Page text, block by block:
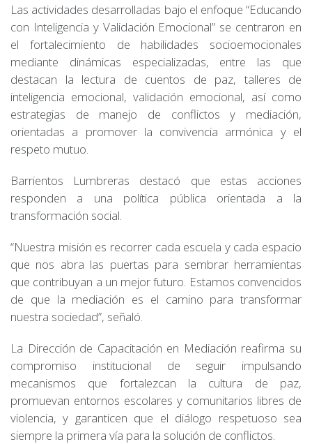
Las actividades desarrolladas bajo el enfoque “Educando
con Inteligencia y Validación Emocional” se centraron en
el fortalecimiento de habilidades socioemocionales
mediante dinámicas especializadas, entre las que
destacan la lectura de cuentos de paz, talleres de
inteligencia emocional, validación emocional, así como
estrategias de manejo de conflictos y mediación,
orientadas a promover la convivencia armónica y el
respeto mutuo.
Barrientos Lumbreras destacó que estas acciones
responden a una política pública orientada a la
transformación social.
“Nuestra misión es recorrer cada escuela y cada espacio
que nos abra las puertas para sembrar herramientas
que contribuyan a un mejor futuro. Estamos convencidos
de que la mediación es el camino para transformar
nuestra sociedad”, señaló.
La Dirección de Capacitación en Mediación reafirma su
compromiso institucional de seguir impulsando
mecanismos que fortalezcan la cultura de paz,
promuevan entornos escolares y comunitarios libres de
violencia, y garanticen que el diálogo respetuoso sea
siempre la primera vía para la solución de conflictos.